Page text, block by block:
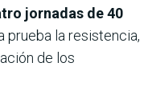
jornadas de 40
prueba la resistencia,
de los